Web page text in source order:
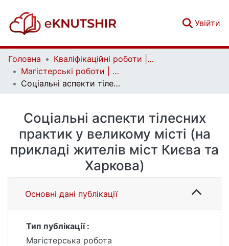
Увійти
Головна
Кваліфікаційні роботи | Qualifying works
Магістерські роботи | Master's theses
Соціальні аспекти тілесних практик у великому місті (на прикладі жителів міст Києва та Харкова)
Соціальні аспекти тілесних
практик у великому місті (на
прикладі жителів міст Києва та
Харкова)
Основні дані публікації
Тип публікації :
Магістерська робота